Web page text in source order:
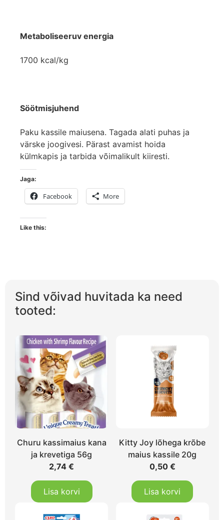
Metaboliseeruv energia
1700 kcal/kg
Söötmisjuhend
Paku kassile maiusena. Tagada alati puhas ja
värske joogivesi. Pärast avamist hoida
külmkapis ja tarbida võimalikult kiiresti.
Jaga:
Facebook More
Like this:
Sind võivad huvitada ka need
tooted:
Churu kassimaius kana
ja krevetiga 56g
2,74€
Lisa korvi
Kitty Joy lõhega krõbe
maius kassile 20g
0,50 €
Lisa korvi